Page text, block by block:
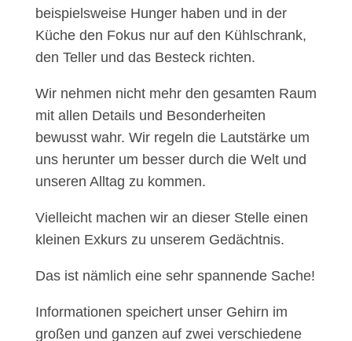
beispielsweise Hunger haben und in der
Küche den Fokus nur auf den Kühlschrank,
den Teller und das Besteck richten.
Wir nehmen nicht mehr den gesamten Raum
mit allen Details und Besonderheiten
bewusst wahr. Wir regeln die Lautstärke um
uns herunter um besser durch die Welt und
unseren Alltag zu kommen.
Vielleicht machen wir an dieser Stelle einen
kleinen Exkurs zu unserem Gedächtnis.
Das ist nämlich eine sehr spannende Sache!
Informationen speichert unser Gehirn im
großen und ganzen auf zwei verschiedene